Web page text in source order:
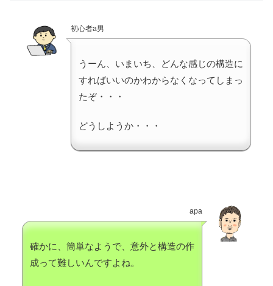
初心者a男
うーん、いまいち、どんな感じの構造に
すればいいのかわからなくなってしまっ
たぞ・・・
どうしようか・・・
apa
確かに、簡単なようで、意外と構造の作
成って難しいんですよね。